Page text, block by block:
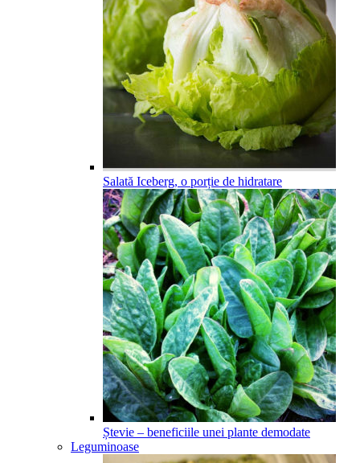
Salată Iceberg, o porție de hidratare
Ștevie – beneficiile unei plante demodate
Leguminoase